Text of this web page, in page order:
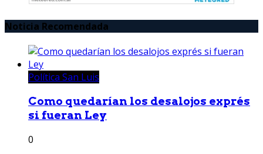
Noticia Recomendada
Política San Luis
Como quedarían los desalojos exprés
si fueran Ley
0